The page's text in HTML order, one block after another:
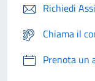
Richiedi
Chiama il
Prenota un